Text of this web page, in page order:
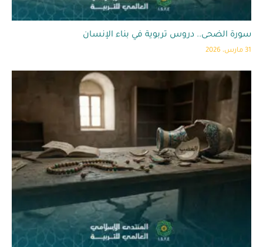
سورة الضحى.. دروس تربوية في بناء الإنسان
31 مارس، 2026